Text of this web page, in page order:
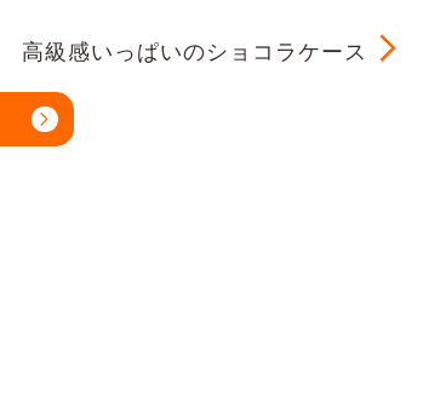
高級感いっぱいのショコラケース